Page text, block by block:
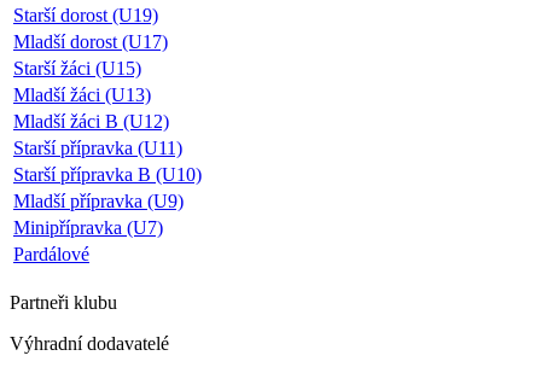
Starší dorost (U19)
Mladší dorost (U17)
Starší žáci (U15)
Mladší žáci (U13)
Mladší žáci B (U12)
Starší přípravka (U11)
Starší přípravka B (U10)
Mladší přípravka (U9)
Minipřípravka (U7)
Pardálové
Partneři klubu
Výhradní dodavatelé